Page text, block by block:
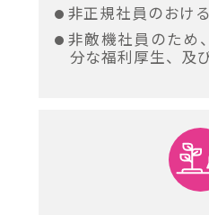
非正規社員のおけ
非敵機社員のため
分な福利厚生、及